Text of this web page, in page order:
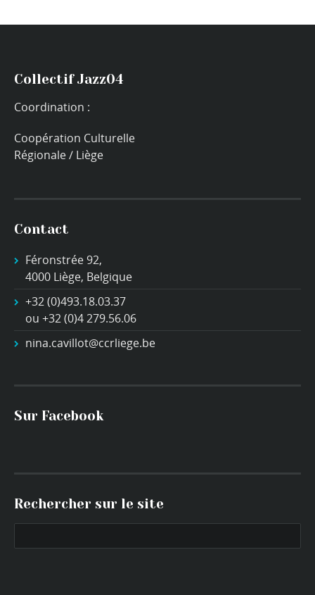
Collectif Jazz04
Coordination :
Coopération Culturelle
Régionale / Liège
Contact
Féronstrée 92,
4000 Liège, Belgique
+32 (0)493.18.03.37
ou +32 (0)4 279.56.06
nina.cavillot@ccrliege.be
Sur Facebook
Rechercher sur le site